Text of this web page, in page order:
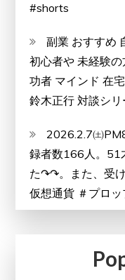
#shorts
副業 おすすめ
初心者や 未経験
功者 マインド 在
鈴木正行 対談シリ
2026.2.7㈯
録者数166人。51
た↷↷。また、受
仮想通貨 ＃プロ